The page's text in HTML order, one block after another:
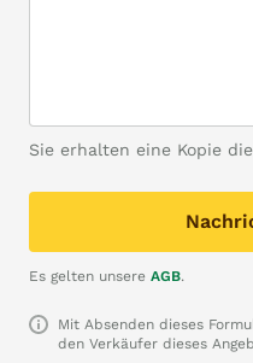
Sie erhalten eine Kopie
Es gelten unsere AGB.
Mit Absenden dieses
den Verkäufer dieses